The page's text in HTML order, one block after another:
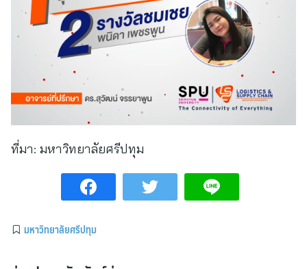
ที่มา: มหาวิทยาลัยศรีปทุม
มหาวิทยาลัยศรีปทุม